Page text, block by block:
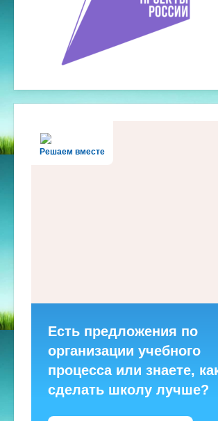
Решаем вместе
Есть предложения по
организации учебного
процесса или знаете,
сделать школу лучше?